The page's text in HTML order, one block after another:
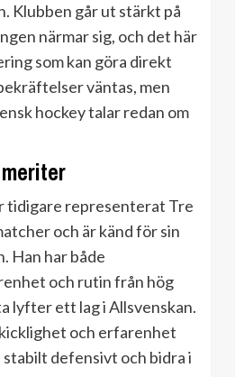
Klubben går ut stärkt på
närmar sig, och det här
som kan göra direkt
väntas, men
hockey talar redan om
tidigare representerat Tre
och är känd för sin
Han har både
och rutin från hög
lyfter ett lag i Allsvenskan.
och erfarenhet
stabilt defensivt och bidra i